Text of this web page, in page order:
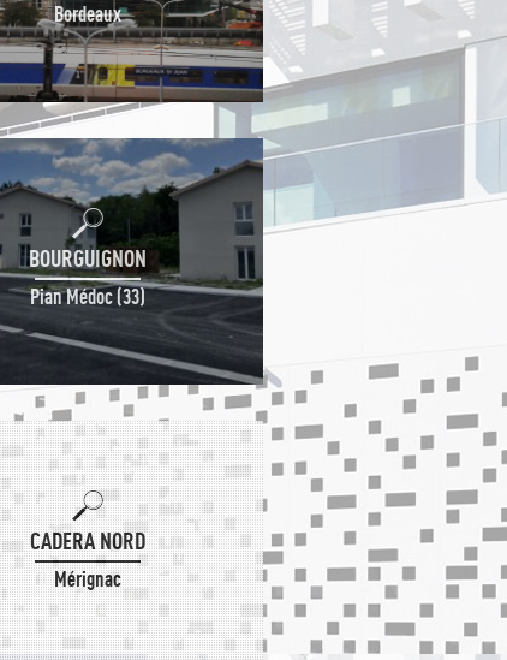
Bordeaux
BOURGUIGNON
Pian Médoc (33)
CADERA NORD
Mérignac